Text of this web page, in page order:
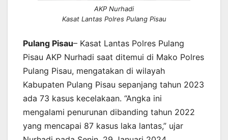
AKP Nurhadi
Kasat Lantas Polres Pulang Pisau
Pulang Pisau– Kasat Lantas Polres Pulang
Pisau AKP Nurhadi saat ditemui di Mako Polres
Pulang Pisau, mengatakan di wilayah
Kabupaten Pulang Pisau sepanjang tahun 2023
ada 73 kasus kecelakaan. “Angka ini
mengalami penurunan dibanding tahun 2022
yang mencapai 87 kasus laka lantas,” ujar